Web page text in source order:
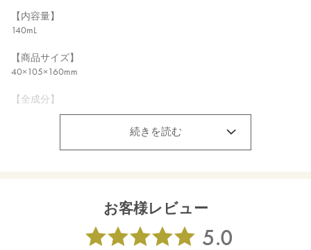
【内容量】
140mL
【商品サイズ】
40×105×160mm
【全成分】
温泉水、水、デシルグルコシド、アロエベラ液汁＊、グリセリ
ン、プロパンジオール、ジイソステアリン酸ポリグリセリル－１
０、ペンチレングリコール、イヌリン、ココイルグルタミン酸２
ラベリフォリア葉／茎エキス、サピンヅストリホリアツス果実エ
キス、ビルベリー果実エキス、サトウキビエキス、レモン果実エ
キス、オレンジ果実エキス、サトウカエデエキス、ホホバ種子
続きを読む
お客様レビュー